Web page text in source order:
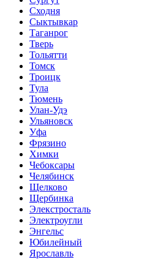
Сходня
Сыктывкар
Таганрог
Тверь
Тольятти
Томск
Троицк
Тула
Тюмень
Улан-Удэ
Ульяновск
Уфа
Фрязино
Химки
Чебоксары
Челябинск
Щелково
Щербинка
Элекстросталь
Электроугли
Энгельс
Юбилейный
Ярославль